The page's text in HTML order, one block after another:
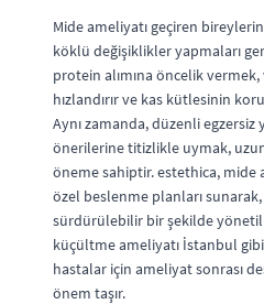
Mide ameliyatı geçiren
köklü değişiklikler yapmaları
protein alımına öncelik
hızlandırır ve kas kütlesinin
Aynı zamanda, düzenli
önerilerine titizlikle uymak,
öneme sahiptir. estethica, mide
özel beslenme planları sunarak,
sürdürülebilir bir şekilde
küçültme ameliyatı İstanbul
hastalar için ameliyat sonrası
önem taşır.